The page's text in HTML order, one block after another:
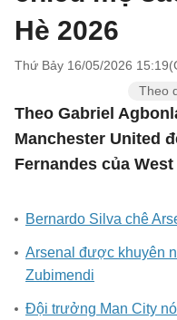
Hè 2026
Thứ Bảy 16/05/2026
Theo
Theo Gabriel
Manchester United
Fernandes của
Bernardo Silva chê
Arsenal được khuyên
Zubimendi
Đội trưởng Man City